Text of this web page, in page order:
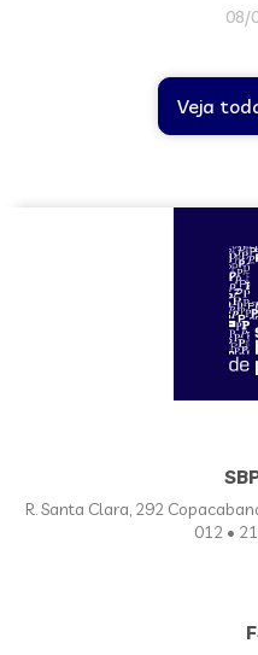
08/
Veja
R. Santa Clara, 292
012 •